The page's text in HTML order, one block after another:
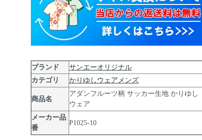
ブランド
サンエーオリジナル
カテゴリ
かりゆしウェアメンズ
商品名
アダンフルーツ柄 サッカー生地 かりゆし
ウェア
メーカー品
番
P1025-10